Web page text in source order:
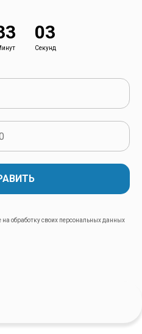
02
Секунд
обработку своих персональных данных